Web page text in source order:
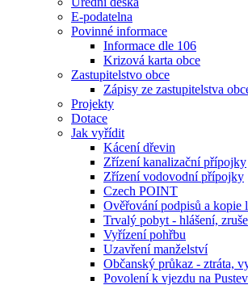
E-podatelna
Povinné informace
Informace dle 106
Krizová karta obce
Zastupitelstvo obce
Zápisy ze zastupitelstva
Projekty
Dotace
Jak vyřídit
Kácení dřevin
Zřízení kanalizační přípojky
Zřízení vodovodní přípojky
Czech POINT
Ověřování podpisů a kopie
Trvalý pobyt - hlášení,
Vyřízení pohřbu
Uzavření manželství
Občanský průkaz - ztráta,
Povolení k vjezdu na